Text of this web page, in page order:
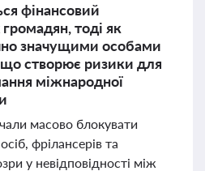
фінансовий
тоді як
значущими особами
створює ризики для
міжнародної
масово блокувати
фрілансерів та
у невідповідності між